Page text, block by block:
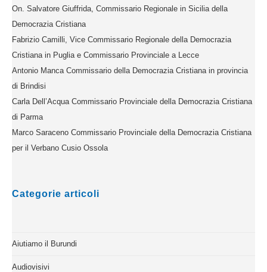
On. Salvatore Giuffrida, Commissario Regionale in Sicilia della
Democrazia Cristiana
Fabrizio Camilli, Vice Commissario Regionale della Democrazia
Cristiana in Puglia e Commissario Provinciale a Lecce
Antonio Manca Commissario della Democrazia Cristiana in provincia
di Brindisi
Carla Dell’Acqua Commissario Provinciale della Democrazia Cristiana
di Parma
Marco Saraceno Commissario Provinciale della Democrazia Cristiana
per il Verbano Cusio Ossola
Categorie articoli
Aiutiamo il Burundi
Audiovisivi